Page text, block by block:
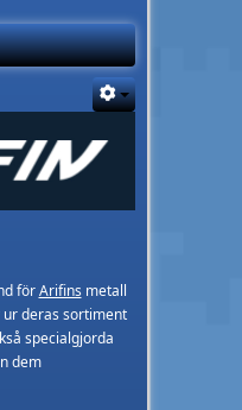
förArifins metall
deras sortiment
specialgjorda
dem